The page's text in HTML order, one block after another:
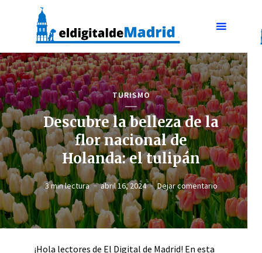
TURISMO
Descubre la belleza de la
flor nacional de
Holanda: el tulipán
3 min lectura abril 16, 2024 Dejar comentario
¡Hola lectores de El Digital de Madrid! En esta